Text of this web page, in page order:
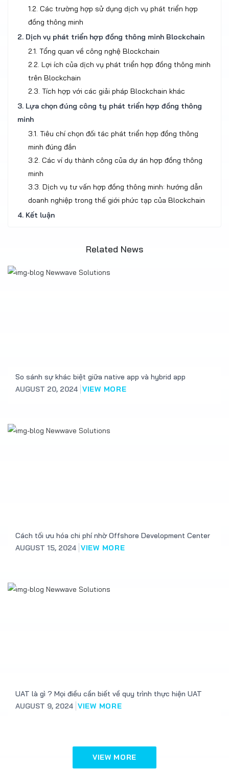
1.2. Các trường hợp sử dụng dịch vụ phát triển hợp
đồng thông minh
2. Dịch vụ phát triển hợp đồng thông minh Blockchain
2.1. Tổng quan về công nghệ Blockchain
2.2. Lợi ích của dịch vụ phát triển hợp đồng thông minh
trên Blockchain
2.3. Tích hợp với các giải pháp Blockchain khác
3. Lựa chọn đúng công ty phát triển hợp đồng thông
minh
3.1. Tiêu chí chọn đối tác phát triển hợp đồng thông
minh đúng đắn
3.2. Các ví dụ thành công của dự án hợp đồng thông
minh
3.3. Dịch vụ tư vấn hợp đồng thông minh: hướng dẫn
doanh nghiệp trong thế giới phức tạp của Blockchain
4. Kết luận
Related News
So sánh sự khác biệt giữa native app và hybrid app
AUGUST 20, 2024 VIEW MORE
Cách tối ưu hóa chi phí nhờ Offshore Development Center
AUGUST 15, 2024 VIEW MORE
UAT là gì ? Mọi điều cần biết về quy trình thực hiện UAT
AUGUST 9, 2024 VIEW MORE
VIEW MORE